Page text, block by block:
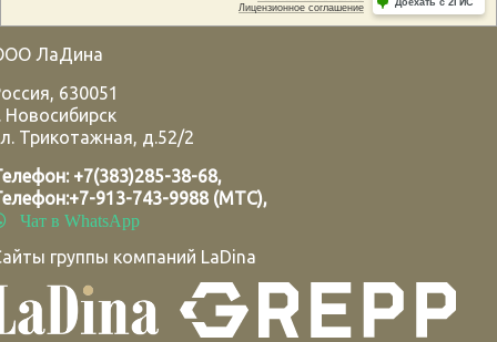
ЛаДина
, 630051
Новосибирск
Трикотажная, д.52/2
+7(383)285-38-68,
+7-913-743-9988 (МТС),
Чат в WhatsApp
группы компаний LaDina